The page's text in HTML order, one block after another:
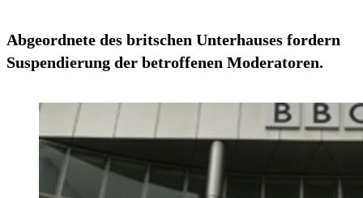
Abgeordnete des britschen Unterhauses fordern
Suspendierung der betroffenen Moderatoren.